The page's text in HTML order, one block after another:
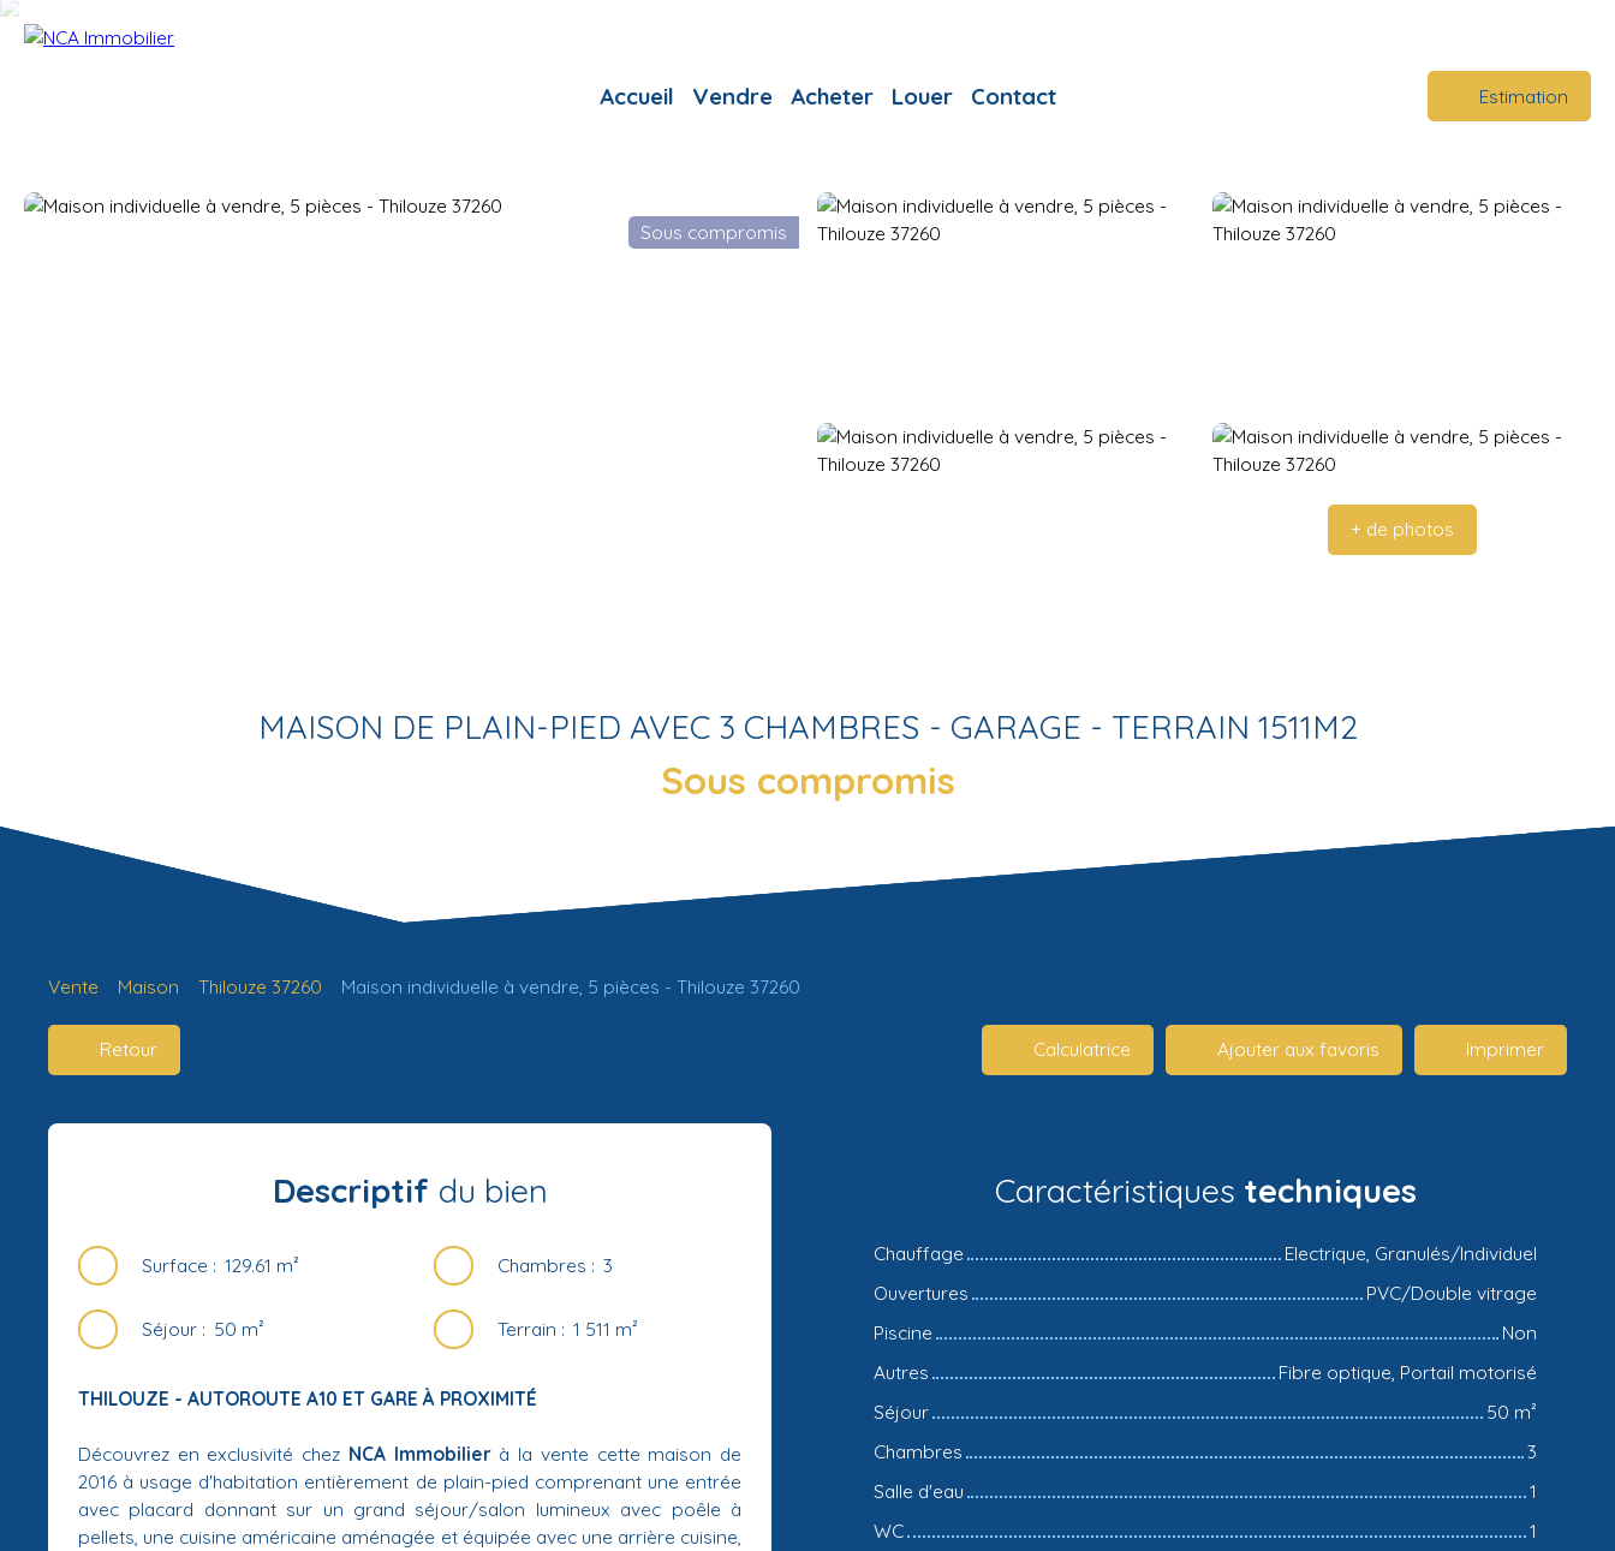
Accueil Vendre Acheter Louer Contact Estimation
Sous compromis
+ de photos
MAISON DE PLAIN-PIED AVEC 3 CHAMBRES - GARAGE - TERRAIN 1511M2
Sous compromis
Vente Maison Thilouze 37260 Maison individuelle à vendre, 5 pièces - Thilouze 37260
Retour Calculatrice Ajouter aux favoris Imprimer
Descriptif du bien
Surface : 129.61 m² Chambres : 3
Séjour : 50 m² Terrain : 1 511 m²
THILOUZE - AUTOROUTE A10 ET GARE À PROXIMITÉ
Découvrez en exclusivité chez NCA Immobilierà la vente cette maison de
2016 à usage d'habitation entièrement de plain-pied comprenant une entrée
avec placard donnant sur un grand séjour/salon lumineux avec poêle à
pellets, une cuisine américaine aménagée et équipée avec une arrière cuisine,
Caractéristiques techniques
Chauffage
Electrique, Granulés/Individuel
Ouvertures
PVC/Double vitrage
Piscine
Non
Autres
Fibre optique, Portail motorisé
Séjour
50 m²
Chambres
3
Salle d'eau
1
WC
1